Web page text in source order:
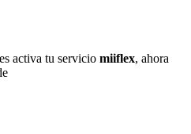
activa tu servicio miiflex, ahora